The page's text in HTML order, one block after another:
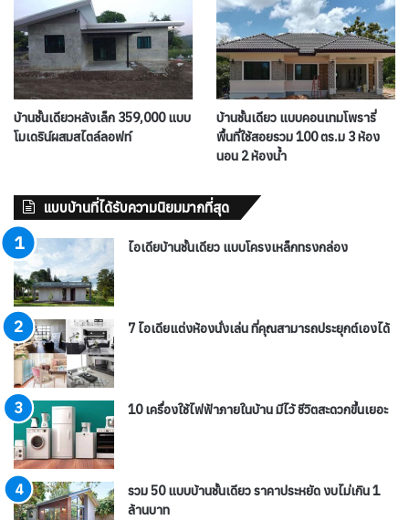
บ้านชั้นเดียวหลังเล็ก 359,000 แบบ
โมเดริน์ผสมสไตล์ลอฟท์
บ้านชั้นเดียว แบบคอนเทมโพรารี่
พื้นที่ใช้สอยรวม 100 ตร.ม 3 ห้อง
นอน 2 ห้องน้ำ
แบบบ้านที่ได้รับความนิยมมากที่สุด
ไอเดียบ้านชั้นเดียว แบบโครงเหล็กทรงกล่อง
7 ไอเดียแต่งห้องนั่งเล่น ที่คุณสามารถประยุกต์เองได้
10 เครื่องใช้ไฟฟ้าภายในบ้าน มีไว้ ชีวิตสะดวกขึ้นเยอะ
รวม 50 แบบบ้านชั้นเดียว ราคาประหยัด งบไม่เกิน 1
ล้านบาท